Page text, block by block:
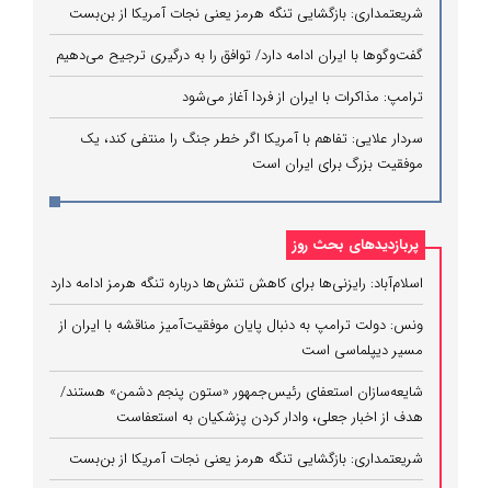
شریعتمداری: بازگشایی تنگه هرمز یعنی نجات آمریکا از بن‌بست
گفت‌وگوها با ایران ادامه دارد/ توافق را به درگیری ترجیح می‌دهیم
ترامپ: مذاکرات با ایران از فردا آغاز می‌شود
سردار علایی: تفاهم با آمریکا اگر خطر جنگ را منتفی کند، یک
موفقیت بزرگ برای ایران است
پربازدیدهای بحث روز
اسلام‌آباد: رایزنی‌ها برای کاهش تنش‌ها درباره تنگه هرمز ادامه دارد
ونس: دولت ترامپ به دنبال پایان موفقیت‌آمیز مناقشه با ایران از
مسیر دیپلماسی است
شایعه‌سازان استعفای رئیس‌جمهور «ستون پنجم دشمن» هستند/
هدف از اخبار جعلی، وادار کردن پزشکیان به استعفاست
شریعتمداری: بازگشایی تنگه هرمز یعنی نجات آمریکا از بن‌بست